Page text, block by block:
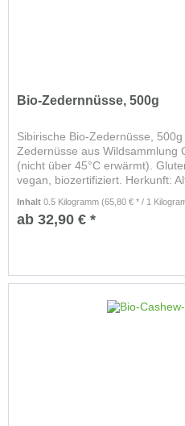
Bio-Zedernnüsse, 500g
Sibirische Bio-Zedernüsse,
Zedernüsse aus Wildsammlung
(nicht über 45°C erwärmt).
vegan, biozertifiziert. Herkunft:
Inhalt0.5 Kilogramm(65,80 € * / 1
ab 32,90 € *